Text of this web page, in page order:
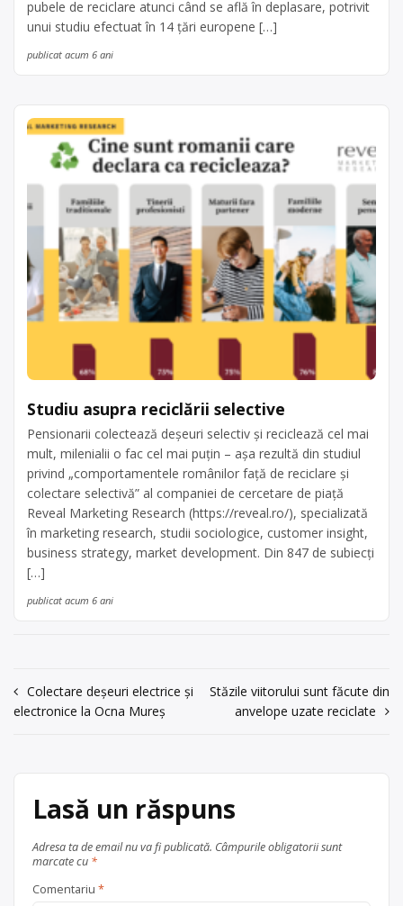
pubele de reciclare atunci când se află în deplasare, potrivit
unui studiu efectuat în 14 ţări europene […]
publicat acum 6 ani
Studiu asupra reciclării selective
Pensionarii colectează deșeuri selectiv și reciclează cel mai
mult, milenialii o fac cel mai puțin – așa rezultă din studiul
privind „comportamentele românilor față de reciclare și
colectare selectivă” al companiei de cercetare de piață
Reveal Marketing Research (https://reveal.ro/), specializată
în marketing research, studii sociologice, customer insight,
business strategy, market development. Din 847 de subiecți
[…]
publicat acum 6 ani
Navigare
în
Colectare deșeuri electrice și
electronice la Ocna Mureș
Stăzile viitorului sunt făcute din
anvelope uzate reciclate
Lasă un răspuns
Adresa ta de email nu va fi publicată. Câmpurile obligatorii sunt
marcate cu *
Comentariu *